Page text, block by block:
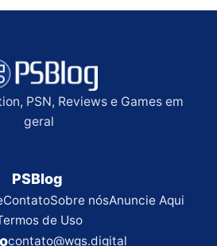
PSN, Reviews e Games em
geral
PSBlog
ContatoSobre nósAnuncie Aqui
de Uso
contato@wgs.digital